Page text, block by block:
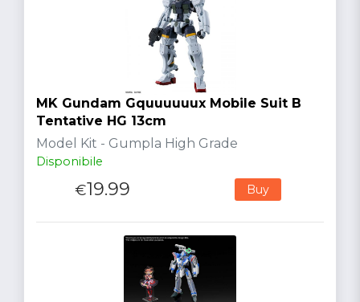
MK Gundam Gquuuuuux Mobile Suit B
Tentative HG 13cm
Model Kit - Gumpla High Grade
Disponibile
€19.99 Buy